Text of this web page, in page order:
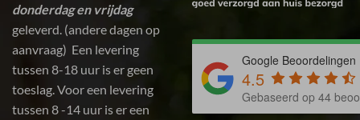
donderdag en vrijdag
geleverd. (andere dagen op
aanvraag) Een levering
tussen 8-18 uur is er geen
toeslag. Voor een levering
tussen 8 -14 uur is er een
Google Beoordelingen
4.5
Gebaseerd op 44